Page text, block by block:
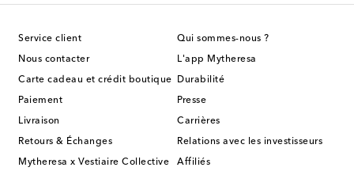
Service client
Nous contacter
Carte cadeau et crédit boutique
Paiement
Livraison
Retours & Échanges
Mytheresa x Vestiaire Collective
Qui sommes-nous ?
L'app Mytheresa
Durabilité
Presse
Carrières
Relations avec les investisseurs
Affiliés